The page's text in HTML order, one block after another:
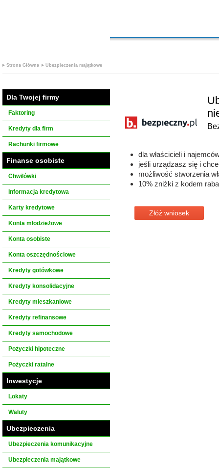
Strona Główna Ubezpieczenia majątkowe
Dla Twojej firmy
Faktoring
Kredyty dla firm
Rachunki firmowe
Finanse osobiste
Chwilówki
Informacja kredytowa
Karty kredytowe
Konta młodzieżowe
Konta osobiste
Konta oszczędnościowe
Kredyty gotówkowe
Kredyty konsolidacyjne
Kredyty mieszkaniowe
Kredyty refinansowe
Kredyty samochodowe
Pożyczki hipoteczne
Pożyczki ratalne
Inwestycje
Lokaty
Waluty
Ubezpieczenia
Ubezpieczenia komunikacyjne
Ubezpieczenia majątkowe
dla właścicieli i
jeśli urządzasz się i
możliwość stworzenia
10% zniżki z kodem
Złóż wniosek